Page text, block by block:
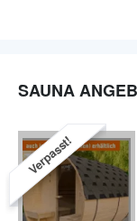
SAUNA
Verpasst!